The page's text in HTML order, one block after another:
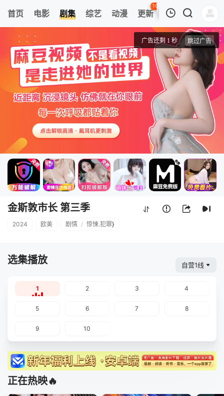
首页 电影 剧集 综艺 动漫 更新
105
热榜 APP
1
金斯敦市长 第三季
清空
金斯敦市长 第三季
2024 欧美 剧情 / 惊悚.犯罪}
选集播放 自营1线
1 2 3 4
5 6 7 8
9 10
正在热映🔥